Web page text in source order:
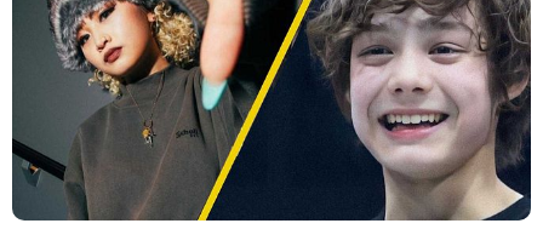
Instagram @miyu23_official